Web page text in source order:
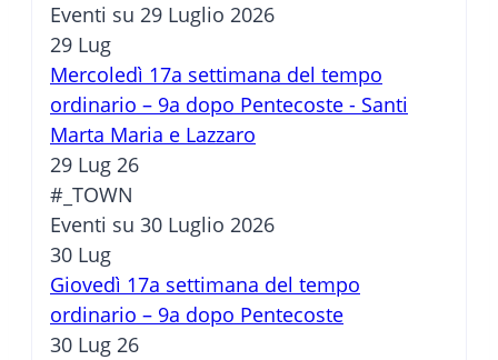
Eventi su 29 Luglio 2026
29 Lug
Mercoledì 17a settimana del tempo
ordinario – 9a dopo Pentecoste - Santi
Marta Maria e Lazzaro
29 Lug 26
#_TOWN
Eventi su 30 Luglio 2026
30 Lug
Giovedì 17a settimana del tempo
ordinario – 9a dopo Pentecoste
30 Lug 26